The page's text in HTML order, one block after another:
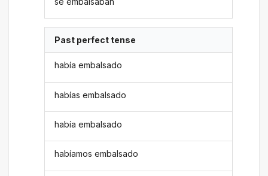
Past perfect tense
había embalsado
habías embalsado
había embalsado
habíamos embalsado